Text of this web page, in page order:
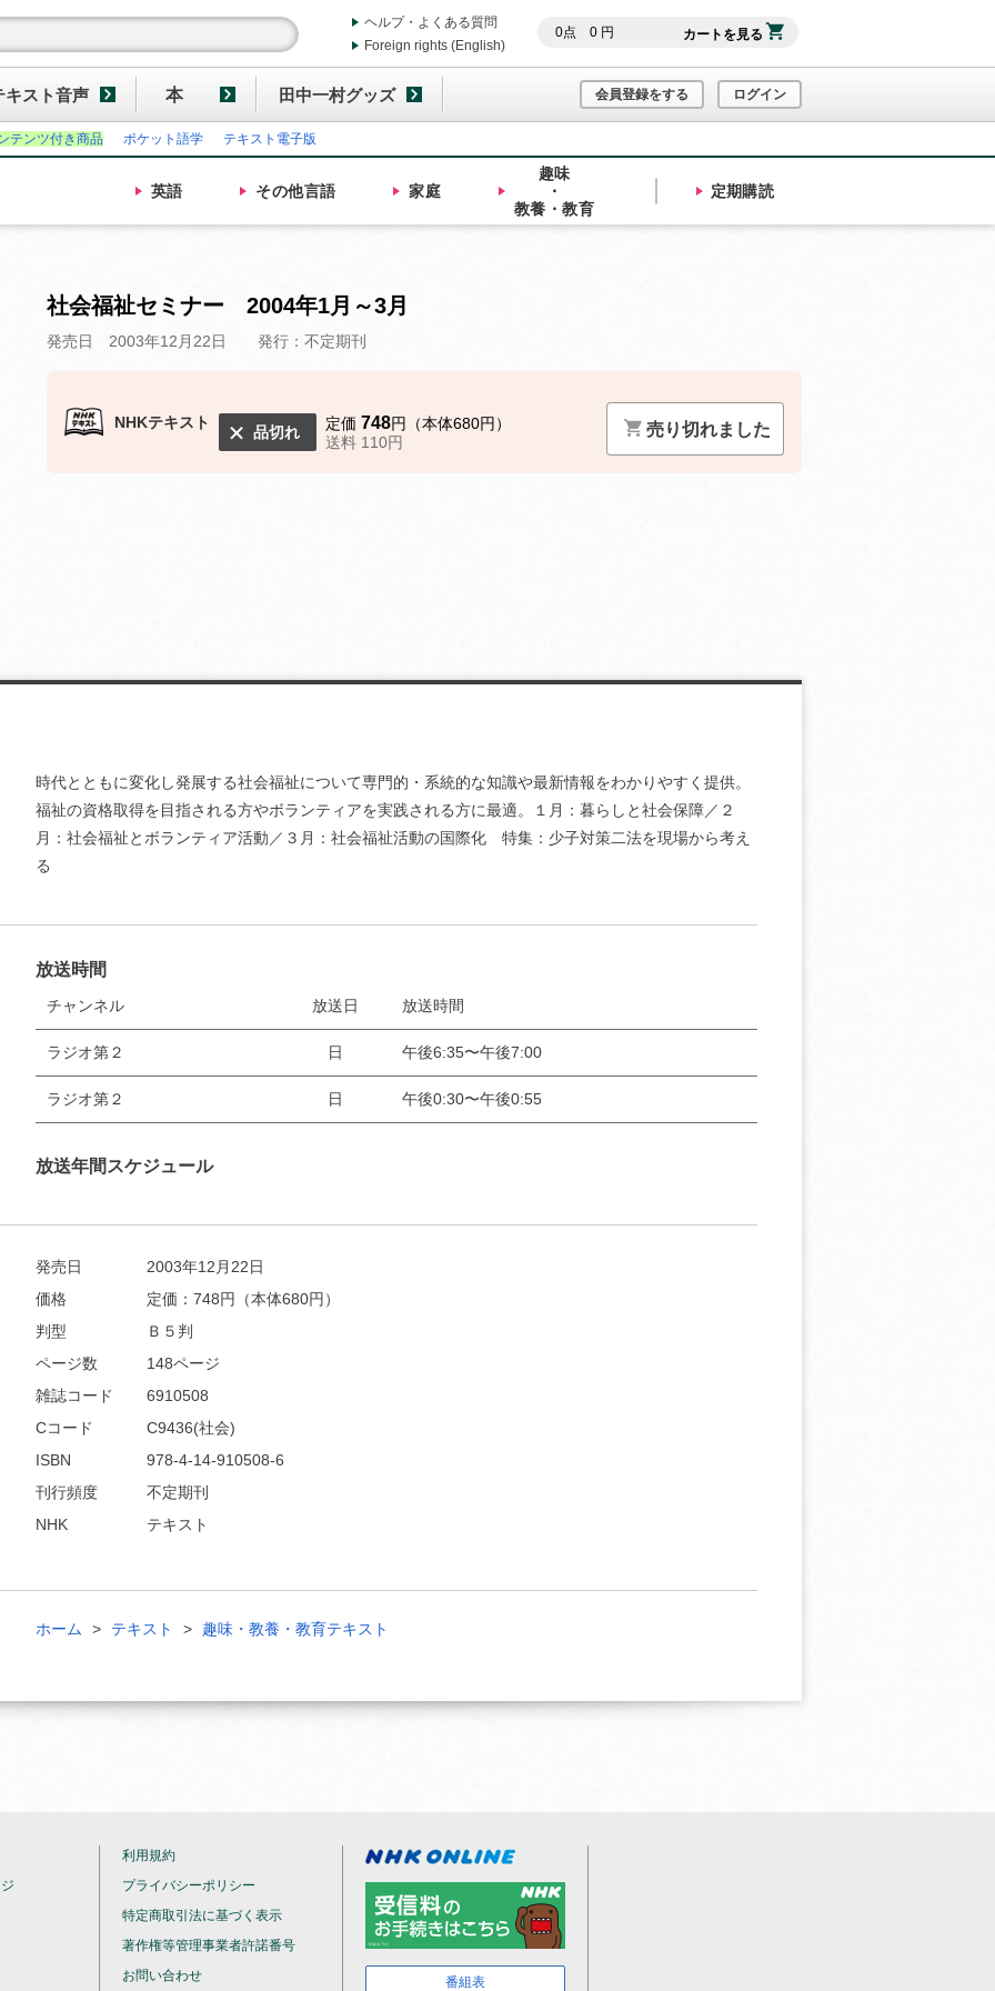
0点 0円 カートを見る
ヘルプ・よくある質問
Foreign rights (English)
キスト音声 本 田中一村グッズ 会員登録をする ログイン
テンツ付き商品 ポケット語学 テキスト電子版
英語 その他言語 家庭
趣味
・
教養・教育
定期購読
お支払いに進む
社会福祉セミナー 2004年1月～3月
発売日 2003年12月22日 発行：不定期刊
NHKテキスト
品切れ 定価 748円（本体680円）
送料 110円
売り切れました
時代とともに変化し発展する社会福祉について専門的・系統的な知識や最新情報をわかりやすく提供。
福祉の資格取得を目指される方やボランティアを実践される方に最適。１月：暮らしと社会保障／２
月：社会福祉とボランティア活動／３月：社会福祉活動の国際化 特集：少子対策二法を現場から考え
る
放送時間
チャンネル 放送日 放送時間
ラジオ第２ 日 午後6:35〜午後7:00
ラジオ第２ 日 午後0:30〜午後0:55
放送年間スケジュール
発売日
2003年12月22日
価格
定価： 748円（本体680円）
判型
Ｂ５判
ページ数
148ページ
雑誌コード
6910508
Cコード
C9436(社会)
ISBN
978-4-14-910508-6
刊行頻度
不定期刊
NHK
テキスト
ホーム テキスト 趣味・教養・教育テキスト
利用規約
プライバシーポリシー
特定商取引法に基づく表示
著作権等管理事業者許諾番号
お問い合わせ
番組表